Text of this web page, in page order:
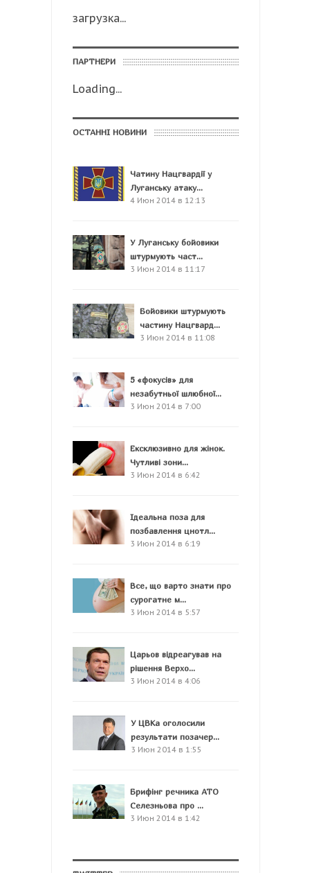
загрузка...
ПАРТНЕРИ
Loading...
ОСТАННІ НОВИНИ
Чатину Нацгвардії у
Луганську атаку...
4 Июн 2014 в 12:13
У Луганську бойовики
штурмують част...
3 Июн 2014 в 11:17
Бойовики штурмують
частину Нацгвард...
3 Июн 2014 в 11:08
5 «фокусів» для
незабутньої шлюбної...
3 Июн 2014 в 7:00
Ексклюзивно для жінок.
Чутливі зони...
3 Июн 2014 в 6:42
Ідеальна поза для
позбавлення цнотл...
3 Июн 2014 в 6:19
Все, що варто знати про
сурогатне м...
3 Июн 2014 в 5:57
Царьов відреагував на
рішення Верхо...
3 Июн 2014 в 4:06
У ЦВКа оголосили
результати позачер...
3 Июн 2014 в 1:55
Брифінг речника АТО
Селезньова про ...
3 Июн 2014 в 1:42